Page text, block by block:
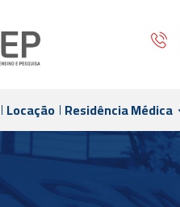
Locação Residência Médica